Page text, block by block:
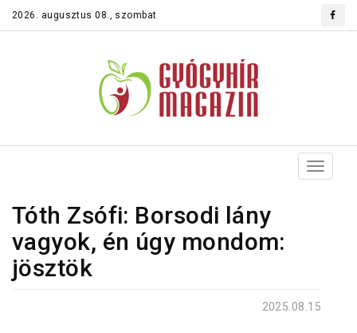
2026. augusztus 08., szombat
Toggle
Tóth Zsófi: Borsodi lány
vagyok, én úgy mondom:
jösztök
2025.08.15